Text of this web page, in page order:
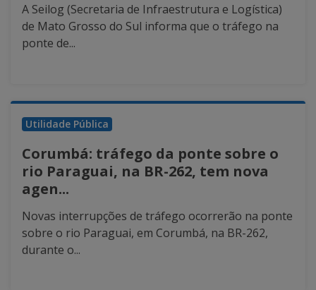
A Seilog (Secretaria de Infraestrutura e Logística)
de Mato Grosso do Sul informa que o tráfego na
ponte de...
Utilidade Pública
Corumbá: tráfego da ponte sobre o
rio Paraguai, na BR-262, tem nova
agen...
Novas interrupções de tráfego ocorrerão na ponte
sobre o rio Paraguai, em Corumbá, na BR-262,
durante o...